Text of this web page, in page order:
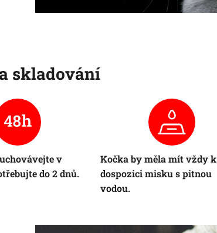
skladování
v
do 2 dnů.
Kočka by měla mít vždy k
dospozici misku s pitnou
vodou.